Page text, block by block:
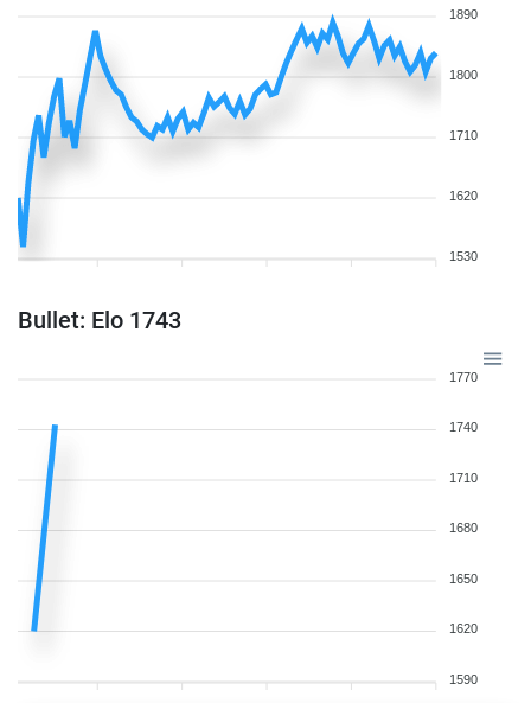
1890
1800
1710
1620
1530
Bullet: Elo 1743
1770
1740
1710
1680
1650
1620
1590